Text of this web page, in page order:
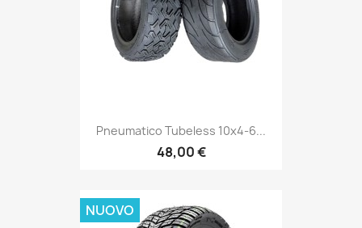
Pneumatico Tubeless 10x4-6...
48,00 €
NUOVO